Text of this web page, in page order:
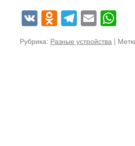
VK Telegram
Email
Рубрика: Разные устройства |